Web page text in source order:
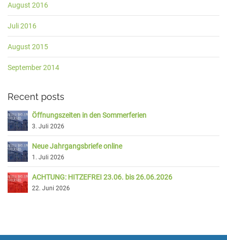
August 2016
Juli 2016
August 2015
September 2014
Recent posts
Öffnungszeiten in den Sommerferien
3. Juli 2026
Neue Jahrgangsbriefe online
1. Juli 2026
ACHTUNG: HITZEFREI 23.06. bis 26.06.2026
22. Juni 2026